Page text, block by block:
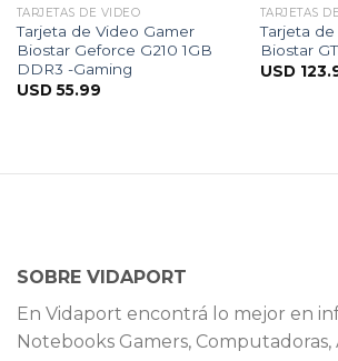
TARJETAS DE VIDEO
Tarjeta de Video Gamer
Biostar Geforce G210 1GB
DDR3 -Gaming
USD55.99
TARJETAS
Tarjeta
Biostar
USD
SOBRE VIDAPORT
En Vidaport encontrá lo mejor en
Notebooks Gamers, Computadoras,